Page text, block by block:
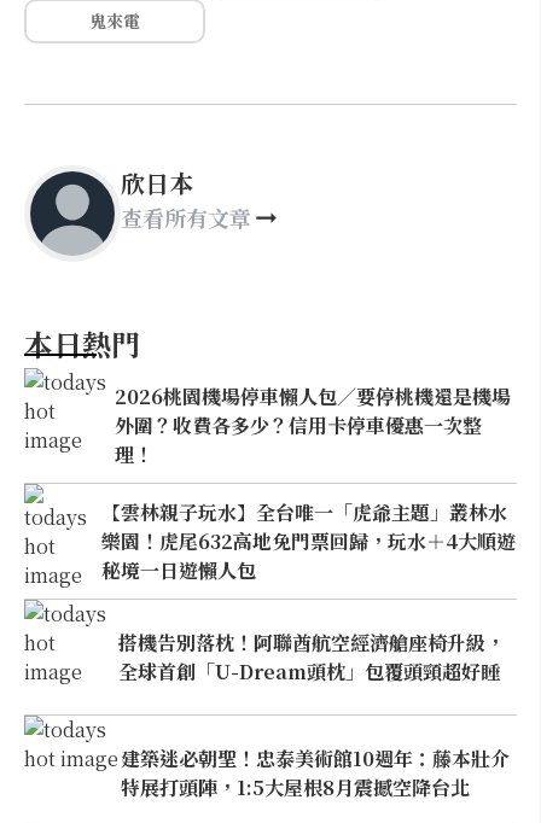
鬼來電
欣日本
查看所有文章
本日熱門
2026桃園機場停車懶人包／要停桃機還是機場
外圍？收費各多少？信用卡停車優惠一次整
理！
【雲林親子玩水】全台唯一「虎爺主題」叢林水
樂園！虎尾632高地免門票回歸，玩水＋4大順遊
秘境一日遊懶人包
搭機告別落枕！阿聯酋航空經濟艙座椅升級，
全球首創「U-Dream頭枕」包覆頭頸超好睡
建築迷必朝聖！忠泰美術館10週年：藤本壯介
特展打頭陣，1:5大屋根8月震撼空降台北